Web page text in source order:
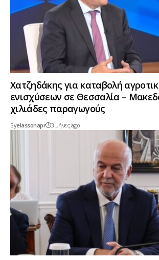
Χατζηδάκης για καταβολή
ενισχύσεων σε Θεσσαλία –
χιλιάδες παραγωγούς
Byelassonapr 3 μήνες ago